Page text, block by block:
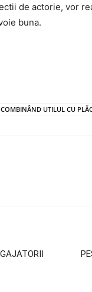
de actorie, vor
buna.
UTILUL CU